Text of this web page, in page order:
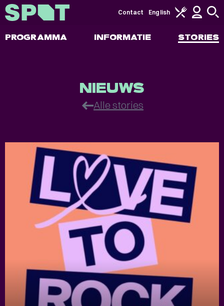
PROGRAMMA INFORMATIE STORIES
Contact English
NIEUWS
Alle stories